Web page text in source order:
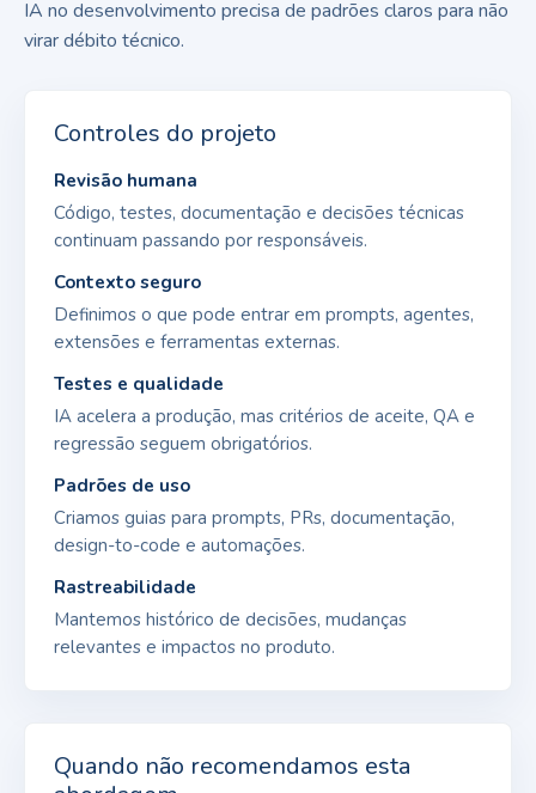
IA no desenvolvimento precisa de padrões claros para não
virar débito técnico.
Controles do projeto
Revisão humana
Código, testes, documentação e decisões técnicas
continuam passando por responsáveis.
Contexto seguro
Definimos o que pode entrar em prompts, agentes,
extensões e ferramentas externas.
Testes e qualidade
IA acelera a produção, mas critérios de aceite, QA e
regressão seguem obrigatórios.
Padrões de uso
Criamos guias para prompts, PRs, documentação,
design-to-code e automações.
Rastreabilidade
Mantemos histórico de decisões, mudanças
relevantes e impactos no produto.
Quando não recomendamos esta